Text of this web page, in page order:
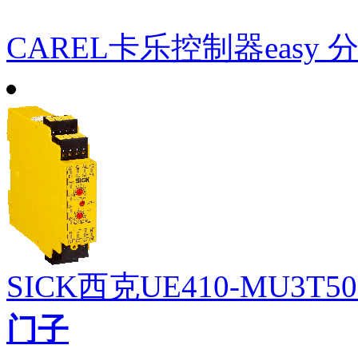
CAREL卡乐控制器easy
SICK西克UE410-
门子